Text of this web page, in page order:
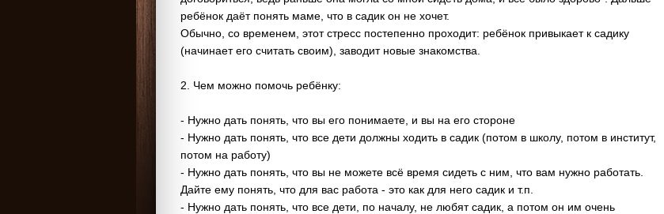
ребёнок даёт понять маме, что в садик он не хочет.
Обычно, со временем, этот стресс постепенно проходит: ребёнок привыкает к садику
(начинает его считать своим), заводит новые знакомства.
2. Чем можно помочь ребёнку:
- Нужно дать понять, что вы его понимаете, и вы на его стороне
- Нужно дать понять, что все дети должны ходить в садик (потом в школу, потом в институт,
потом на работу)
- Нужно дать понять, что вы не можете всё время сидеть с ним, что вам нужно работать.
Дайте ему понять, что для вас работа - это как для него садик и т.п.
- Нужно дать понять, что все дети, по началу, не любят садик, а потом он им очень